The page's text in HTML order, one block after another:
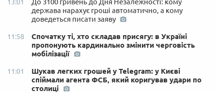
13:01
держава нарахує гроші автоматично, а кому
доведеться писати заяву
11:58
Спочатку ті, хто складав присягу: в Україні
пропонують кардинально змінити черговість
мобілізації
11:01
Шукав легких грошей у Telegram: у Києві
спіймали агента ФСБ, який коригував удари по
столиці